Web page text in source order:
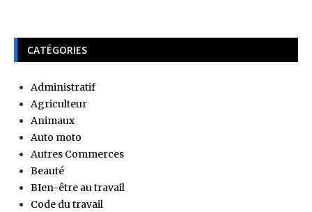
CATÉGORIES
Administratif
Agriculteur
Animaux
Auto moto
Autres Commerces
Beauté
BIen-être au travail
Code du travail